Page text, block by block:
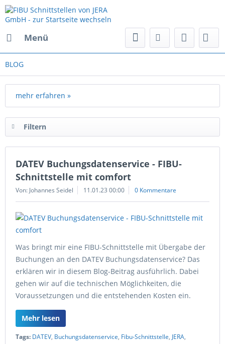
Menü
BLOG
mehr erfahren »
Filtern
DATEV Buchungsdatenservice - FIBU-
Schnittstelle mit comfort
Von: Johannes Seidel 11.01.23 00:00 0 Kommentare
Was bringt mir eine FIBU-Schnittstelle mit Übergabe der
Buchungen an den DATEV Buchungsdatenservice? Das
erklären wir in diesem Blog-Beitrag ausführlich. Dabei
gehen wir auf die technischen Möglichkeiten, die
Voraussetzungen und die entstehenden Kosten ein.
Mehr lesen
Tags: DATEV, Buchungsdatenservice, Fibu-Schnittstelle, JERA,